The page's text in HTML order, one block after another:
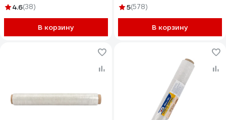
4.6(38)
В корзину
5(578)
В корзину